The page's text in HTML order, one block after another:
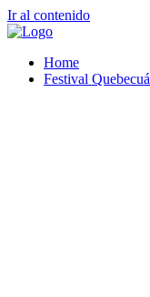
Ir al contenido
Home
Festival Quebecuá